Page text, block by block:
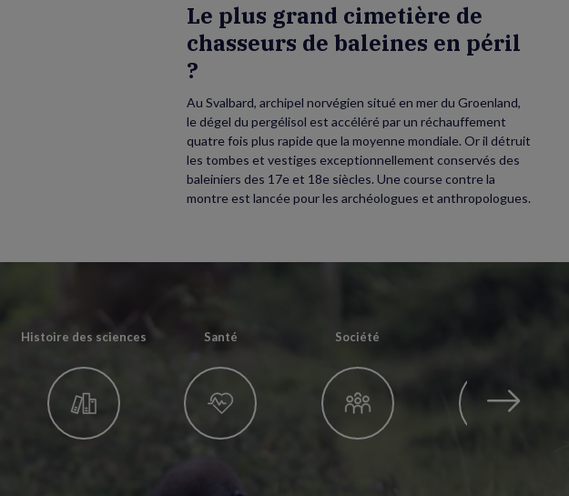
Le plus grand cimetière de
chasseurs de baleines en péril
?
Au Svalbard, archipel norvégien situé en mer du Groenland,
le dégel du pergélisol est accéléré par un réchauffement
quatre fois plus rapide que la moyenne mondiale. Or il détruit
les tombes et vestiges exceptionnellement conservés des
baleiniers des 17e et 18e siècles. Une course contre la
montre est lancée pour les archéologues et anthropologues.
Histoire des sciences Santé Société